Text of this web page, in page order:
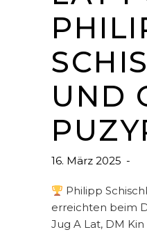
UND
16. März 2025
Philipp
erreichten beim
Jug A Lat, DM